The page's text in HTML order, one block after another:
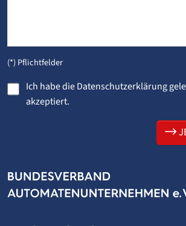
(*) Pflichtfelder
Ich habe dieDatenschutzerklärung
akzeptiert.